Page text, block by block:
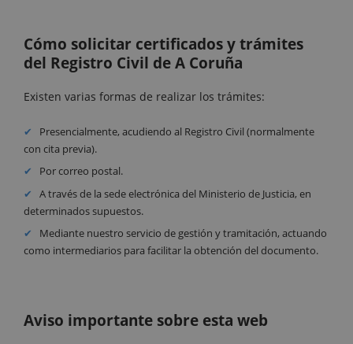
Cómo solicitar certificados y trámites
del Registro Civil de A Coruña
Existen varias formas de realizar los trámites:
Presencialmente, acudiendo al Registro Civil (normalmente
con cita previa).
Por correo postal.
A través de la sede electrónica del Ministerio de Justicia, en
determinados supuestos.
Mediante nuestro servicio de gestión y tramitación, actuando
como intermediarios para facilitar la obtención del documento.
Aviso importante sobre esta web